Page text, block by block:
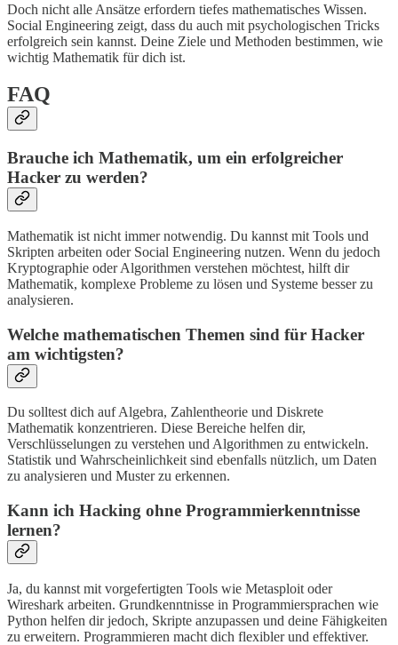
Doch nicht alle Ansätze erfordern tiefes mathematisches Wissen.
Social Engineering zeigt, dass du auch mit psychologischen Tricks
erfolgreich sein kannst. Deine Ziele und Methoden bestimmen, wie
wichtig Mathematik für dich ist.
FAQ
Brauche ich Mathematik, um ein erfolgreicher
Hacker zu werden?
Mathematik ist nicht immer notwendig. Du kannst mit Tools und
Skripten arbeiten oder Social Engineering nutzen. Wenn du jedoch
Kryptographie oder Algorithmen verstehen möchtest, hilft dir
Mathematik, komplexe Probleme zu lösen und Systeme besser zu
analysieren.
Welche mathematischen Themen sind für Hacker
am wichtigsten?
Du solltest dich auf Algebra, Zahlentheorie und Diskrete
Mathematik konzentrieren. Diese Bereiche helfen dir,
Verschlüsselungen zu verstehen und Algorithmen zu entwickeln.
Statistik und Wahrscheinlichkeit sind ebenfalls nützlich, um Daten
zu analysieren und Muster zu erkennen.
Kann ich Hacking ohne Programmierkenntnisse
lernen?
Ja, du kannst mit vorgefertigten Tools wie Metasploit oder
Wireshark arbeiten. Grundkenntnisse in Programmiersprachen wie
Python helfen dir jedoch, Skripte anzupassen und deine Fähigkeiten
zu erweitern. Programmieren macht dich flexibler und effektiver.